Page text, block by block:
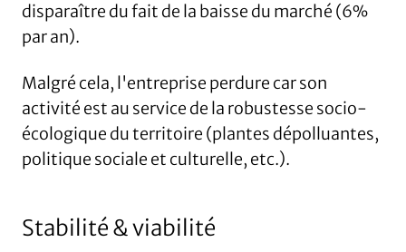
disparaître du fait de la baisse du marché (6%
par an).
Malgré cela, l'entreprise perdure car son
activité est au service de la robustesse socio-
écologique du territoire (plantes dépolluantes,
politique sociale et culturelle, etc.).
Stabilité & viabilité